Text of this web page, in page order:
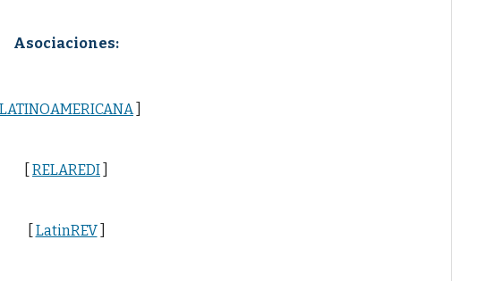
Asociaciones:
LATINOAMERICANA]
RELAREDI
LatinREV]